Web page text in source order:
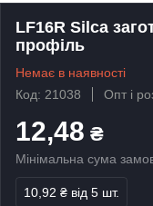
LF16R Silca
профіль
Немає в наявності
Код: 21038
Опт і
12,48 ₴
Мінімальна сума
10,92 ₴ від 5 шт.